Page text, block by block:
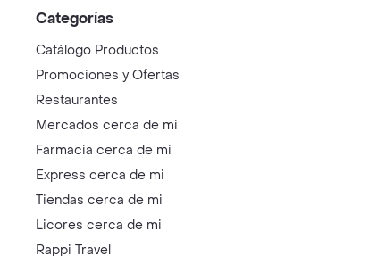
Categorías
Catálogo Productos
Promociones y Ofertas
Restaurantes
Mercados cerca de mi
Farmacia cerca de mi
Express cerca de mi
Tiendas cerca de mi
Licores cerca de mi
Rappi Travel